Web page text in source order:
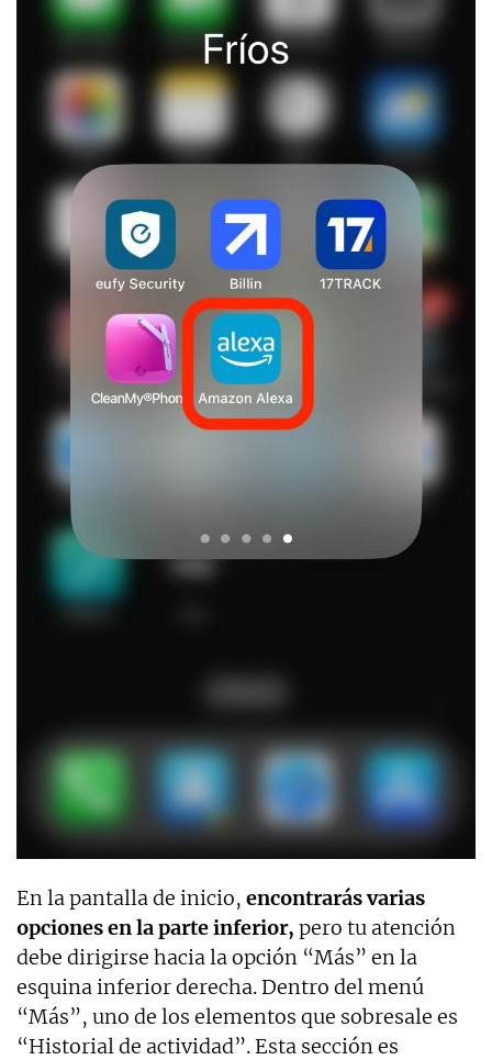
En la pantalla de inicio, encontrarás varias
opciones en la parte inferior, pero tu atención
debe dirigirse hacia la opción “Más” en la
esquina inferior derecha. Dentro del menú
“Más”, uno de los elementos que sobresale es
“Historial de actividad”. Esta sección es